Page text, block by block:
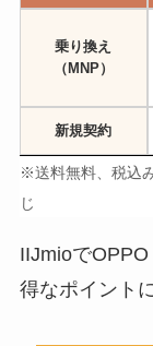
乗り換え
（MNP）
新規契約
※送料無料、税込
じ
IIJmioで
得なポイント